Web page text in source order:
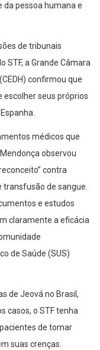
da pessoa humana e
de tribunais
STF, a Grande Câmara
confirmou que
seus próprios
médicos que
observou
contra
de sangue.
e estudos
claramente a eficácia
de Saúde (SUS)
de Jeová no Brasil,
casos, o STF tenha
de tomar
suas crenças.